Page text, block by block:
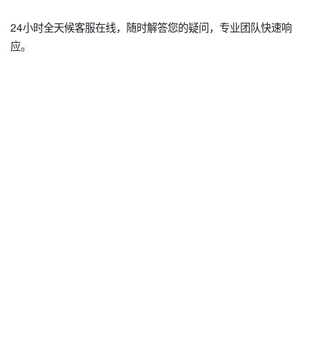
24小时全天候客服在线，随时解答您的疑问，专业团队快速响
应。